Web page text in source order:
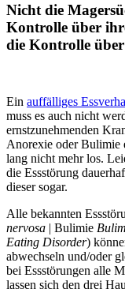
Nicht die
Kontrolle über
die Kontrolle
Ein auffälliges
muss es auch nicht
ernstzunehmenden
Anorexie oder Bulimie
lang nicht mehr los.
die Essstörung
dieser sogar.
Alle bekannten
nervosa | Bulimie
Eating Disorder)
abwechseln und/oder
bei Essstörungen alle
lassen sich den drei